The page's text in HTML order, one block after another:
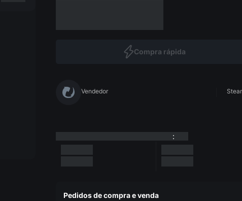
Compra rápida
Vendedor
:
Pedidos de compra e venda